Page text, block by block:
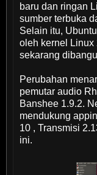
baru dan ringan
sumber terbuka
Selain itu,
oleh kernel Linux
sekarang
Perubahan
pemutar audio
Banshee 1.9.2.
mendukung
10 , Transmisi
ini.